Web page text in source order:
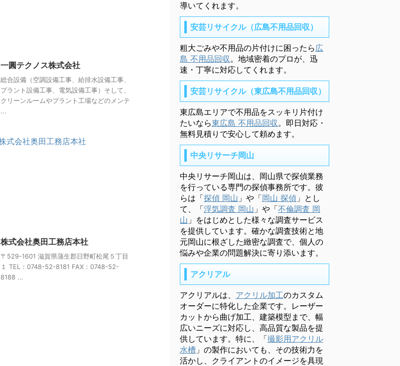
一圓テクノス株式会社
総合設備（空調設備工事、給排水設備工事、
プラント設備工事、電気設備工事）そして、
クリーンルームやプラント工場などのメンテ
...
株式会社奥田工務店本社
〒529-1601 滋賀県蒲生郡日野町松尾５丁目
１ TEL：0748-52-8181 FAX：0748-52-
8188 ...
導いてくれます。
安芸リサイクル（広島不用品回収）
粗大ごみや不用品の片付けに困ったら広
島 不用品回収。地域密着のプロが、迅
速・丁寧に対応してくれます。
安芸リサイクル（東広島不用品回収）
東広島エリアで不用品をスッキリ片付け
たいなら東広島 不用品回収。即日対応・
無料見積りで安心して頼めます。
中央リサーチ岡山
中央リサーチ岡山は、岡山県で探偵業務
を行っている専門の探偵事務所です。彼
らは「探偵 岡山 」や「岡山 探偵 」とし
て、「浮気調査 岡山 」や「不倫調査 岡
山 」をはじめとした様々な調査サービス
を提供しています。確かな調査技術と地
元岡山に根ざした緻密な調査で、個人の
悩みや企業の問題解決に寄り添います。
アクリアル
アクリアルは、 アクリル加工のカスタム
オーダーに特化した企業です。レーザー
カットから曲げ加工、建築模型まで、幅
広いニーズに対応し、高品質な製品を提
供しています。特に、「撮影用アクリル
水槽 」の製作においても、その技術力を
活かし、クライアントのイメージを具現